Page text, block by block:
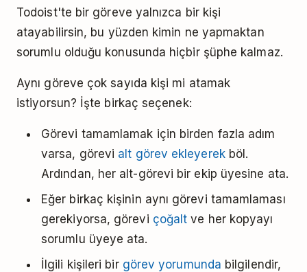
Todoist'te bir göreve yalnızca bir kişi
atayabilirsin, bu yüzden kimin ne yapmaktan
sorumlu olduğu konusunda hiçbir şüphe kalmaz.
Aynı göreve çok sayıda kişi mi atamak
istiyorsun? İşte birkaç seçenek:
Görevi tamamlamak için birden fazla adım
varsa, görevi alt görev ekleyerekböl.
Ardından, her alt-görevi bir ekip üyesine ata.
Eğer birkaç kişinin aynı görevi tamamlaması
gerekiyorsa, görevi çoğalt ve her kopyayı
sorumlu üyeye ata.
İlgili kişileri bir görev yorumunda bilgilendir,